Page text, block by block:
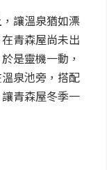
讓溫泉猶如漂
青森屋尚未出
是靈機一動，
泉池旁，搭配
青森屋冬季一